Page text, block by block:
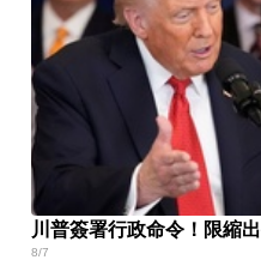
川普簽署行政命令！限縮
8/7